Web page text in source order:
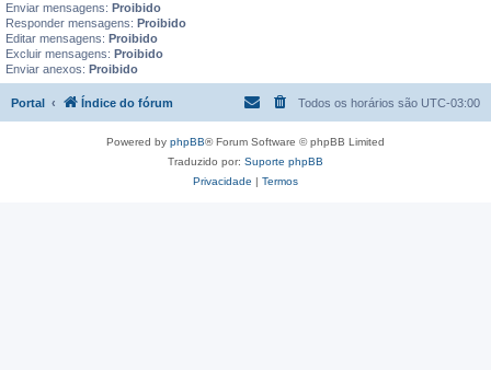
Enviar mensagens: Proibido
Responder mensagens: Proibido
Editar mensagens: Proibido
Excluir mensagens: Proibido
Enviar anexos: Proibido
Portal Índice do fórum Todos os horários são UTC-03:00
Powered by phpBB® Forum Software © phpBB Limited
Traduzido por: Suporte phpBB
Privacidade | Termos